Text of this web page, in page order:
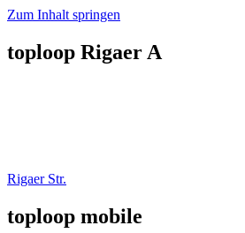
Zum Inhalt springen
toploop Rigaer A
Rigaer Str.
toploop mobile